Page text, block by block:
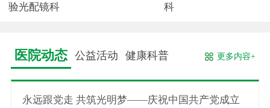
验光配镜科
科
医院动态 公益活动 健康科普 更多内容+
永远跟党走 共筑光明梦——庆祝中国共产党成立